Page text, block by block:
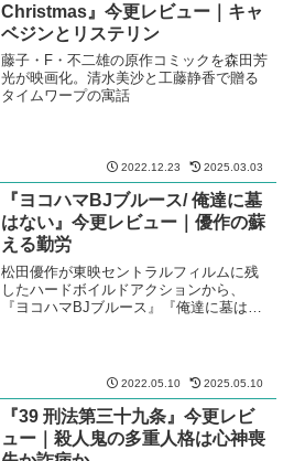
Christmas』今更レビュー｜キャ
ベジンとリステリン
藤子・F・不二雄の原作コミックを森田芳
光が映画化。清水美沙と工藤静香で贈る
タイムワープの寓話
2022.12.23 2025.03.03
『ヨコハマBJブルース/ 俺達に墓
はない』今更レビュー｜優作の蘇
える勤労
松田優作が東映セントラルフィルムに残
したハードボイルドアクションから、
『ヨコハマBJブルース』『俺達に墓はな
2022.05.10 2025.05.10
『39 刑法第三十九条』今更レビ
ュー｜殺人鬼の多重人格は心神喪